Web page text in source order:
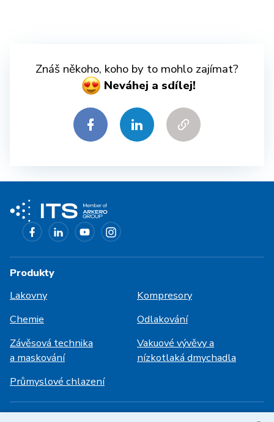
Znáš někoho, koho by to mohlo zajímat?
Neváhej a sdílej!
Produkty
Lakovny
Kompresory
Chemie
Odlakování
Závěsová technika
a maskování
Vakuové vývěvy a
nízkotlaká dmychadla
Průmyslové chlazení